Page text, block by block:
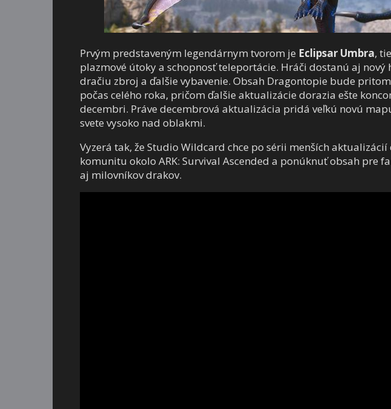
Prvým predstaveným legendárnym tvorom je Eclipsar Umbra,
plazmové útoky a schopnosť teleportácie. Hráči dostanú aj nový
dračiu zbroj a ďalšie vybavenie. Obsah Dragontopie bude
počas celého roka, pričom ďalšie aktualizácie dorazia ešte
decembri. Práve decembrová aktualizácia pridá veľkú novú
svete vysoko nad oblakmi.
Vyzerá tak, že Studio Wildcard chce po sérii menších
komunitu okolo ARK: Survival Ascended a ponúknuť obsah pre
aj milovníkov drakov.